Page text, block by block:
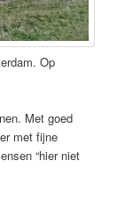
Op
Met goed
met fijne
“hier niet